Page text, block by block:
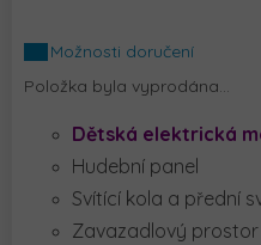
cena:Možnosti doručení
Položka byla vyprodána…
Dětská elektrická
Hudební panel
Svítící kola a přední
Zavazadlový prostor